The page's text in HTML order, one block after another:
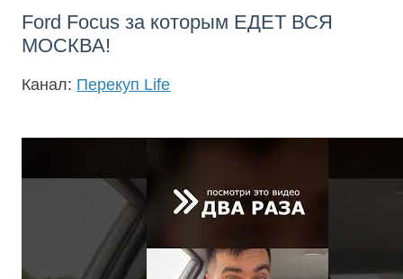
Ford Focus за которым ЕДЕТ ВСЯ
МОСКВА!
Канал: Перекуп Life